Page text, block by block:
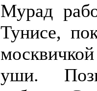
Мурад
Тунисе,
уши.